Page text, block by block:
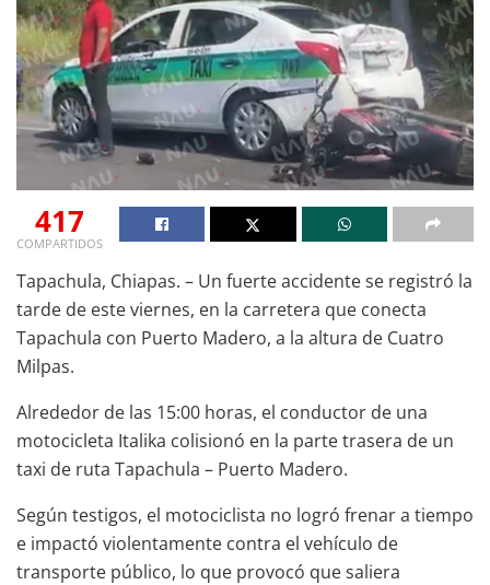
417
COMPARTIDOS
Tapachula, Chiapas. – Un fuerte accidente se registró la
tarde de este viernes, en la carretera que conecta
Tapachula con Puerto Madero, a la altura de Cuatro
Milpas.
Alrededor de las 15:00 horas, el conductor de una
motocicleta Italika colisionó en la parte trasera de un
taxi de ruta Tapachula – Puerto Madero.
Según testigos, el motociclista no logró frenar a tiempo
e impactó violentamente contra el vehículo de
transporte público, lo que provocó que saliera